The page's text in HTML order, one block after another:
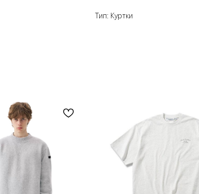
Тип: Куртки